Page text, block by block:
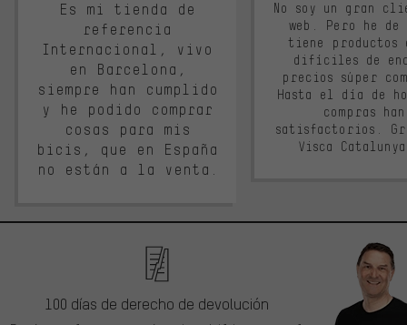
Es mi tienda de
referencia
Internacional, vivo
en Barcelona,
siempre han cumplido
y he podido comprar
cosas para mis
bicis, que en España
no están a la venta.
No soy un gran
web. Pero he
tiene productos
difíciles de
precios súper
Hasta el día de
compras
satisfactorios.
Visca
100 días de derecho de devolución